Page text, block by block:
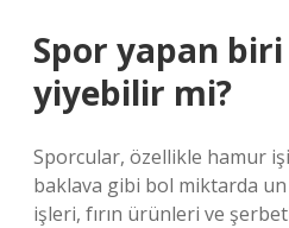
Spor yapan
yiyebilir mi?
Sporcular, özellikle hamur
baklava gibi bol miktarda
işleri, fırın ürünleri ve